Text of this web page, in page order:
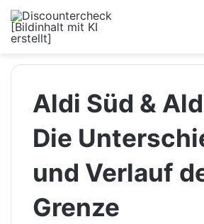
Aldi Süd &
Die
und Verlauf
Grenze